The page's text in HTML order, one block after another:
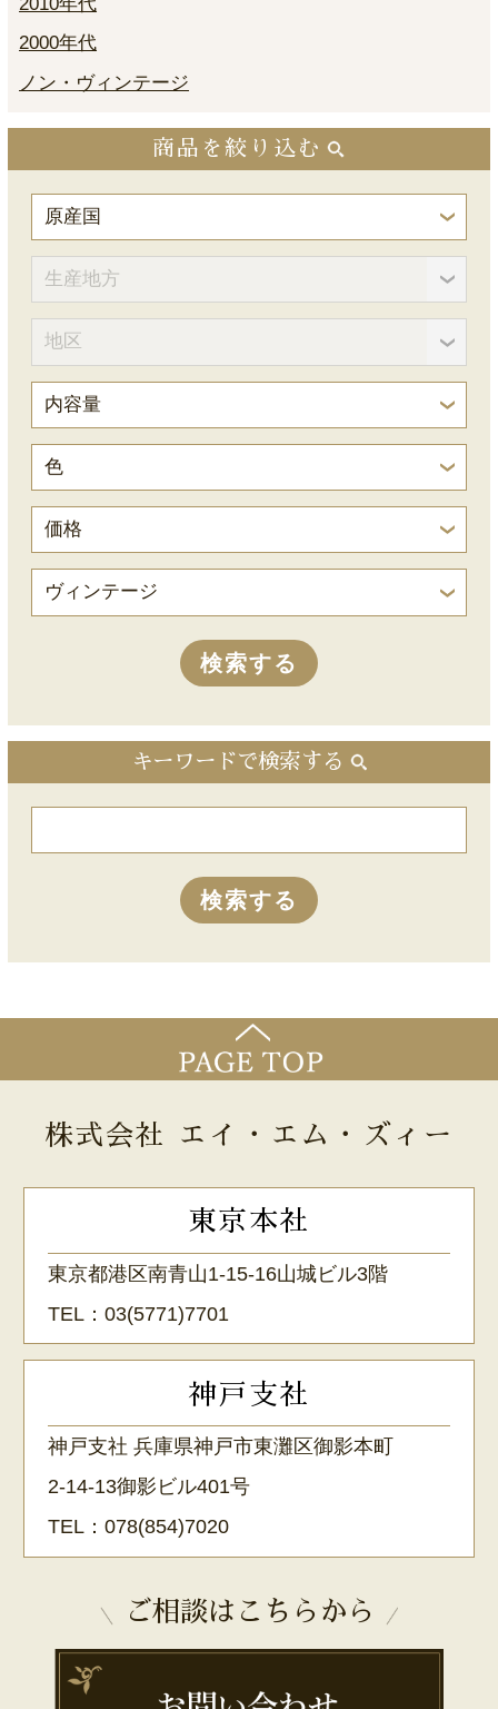
2000年代
ノン・ヴィンテージ
商品を絞り込む
キーワードで検索する
株式会社 エイ・エム・ズィー
東京本社
東京都港区南青山1-15-16山城ビル3階
TEL：03(5771)7701
神戸支社
神戸支社 兵庫県神戸市東灘区御影本町
2-14-13御影ビル401号
TEL：078(854)7020
ご相談はこちらから